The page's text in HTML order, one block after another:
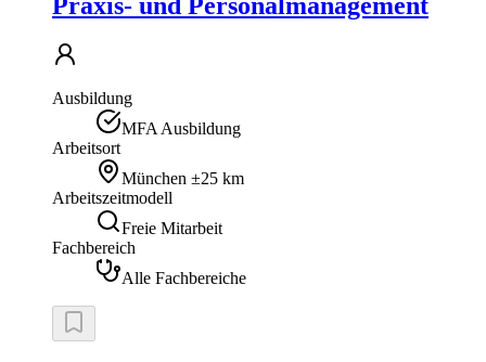
Ausbildung
MFA Ausbildung
Arbeitsort
München ±25 km
Arbeitszeitmodell
Freie Mitarbeit
Fachbereich
Alle Fachbereiche